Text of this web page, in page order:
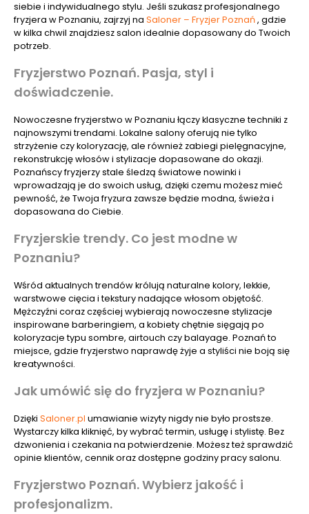
siebie i indywidualnego stylu. Jeśli szukasz profesjonalnego
fryzjera w Poznaniu, zajrzyj na Saloner – Fryzjer Poznań, gdzie
w kilka chwil znajdziesz salon idealnie dopasowany do Twoich
potrzeb.
Fryzjerstwo Poznań. Pasja, styl i
doświadczenie.
Nowoczesne fryzjerstwo w Poznaniu łączy klasyczne techniki z
najnowszymi trendami. Lokalne salony oferują nie tylko
strzyżenie czy koloryzację, ale również zabiegi pielęgnacyjne,
rekonstrukcję włosów i stylizacje dopasowane do okazji.
Poznańscy fryzjerzy stale śledzą światowe nowinki i
wprowadzają je do swoich usług, dzięki czemu możesz mieć
pewność, że Twoja fryzura zawsze będzie modna, świeża i
dopasowana do Ciebie.
Fryzjerskie trendy. Co jest modne w
Poznaniu?
Wśród aktualnych trendów królują naturalne kolory, lekkie,
warstwowe cięcia i tekstury nadające włosom objętość.
Mężczyźni coraz częściej wybierają nowoczesne stylizacje
inspirowane barberingiem, a kobiety chętnie sięgają po
koloryzacje typu sombre, airtouch czy balayage. Poznań to
miejsce, gdzie fryzjerstwo naprawdę żyje a styliści nie boją się
kreatywności.
Jak umówić się do fryzjera w Poznaniu?
Dzięki Saloner.pl umawianie wizyty nigdy nie było prostsze.
Wystarczy kilka kliknięć, by wybrać termin, usługę i stylistę. Bez
dzwonienia i czekania na potwierdzenie. Możesz też sprawdzić
opinie klientów, cennik oraz dostępne godziny pracy salonu.
Fryzjerstwo Poznań. Wybierz jakość i
profesjonalizm.